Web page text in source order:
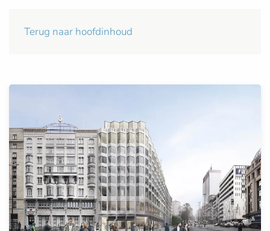
Terug naar hoofdinhoud